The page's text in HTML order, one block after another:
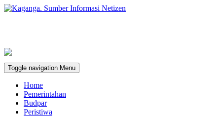
Toggle navigation Menu
Home
Pemerintahan
Budpar
Peristiwa